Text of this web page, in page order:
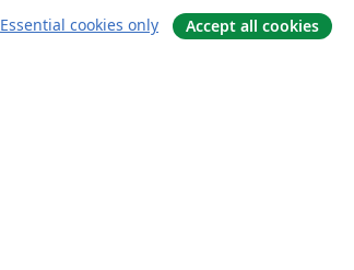
Essential cookies only Accept all cookies